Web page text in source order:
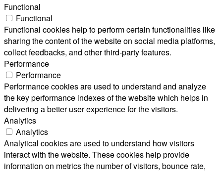
Functional
Functional
Functional cookies help to perform certain functionalities like
sharing the content of the website on social media platforms,
collect feedbacks, and other third-party features.
Performance
Performance
Performance cookies are used to understand and analyze
the key performance indexes of the website which helps in
delivering a better user experience for the visitors.
Analytics
Analytics
Analytical cookies are used to understand how visitors
interact with the website. These cookies help provide
information on metrics the number of visitors, bounce rate,